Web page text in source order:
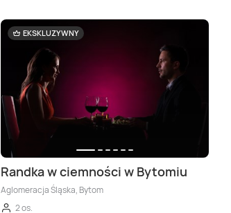
EKSKLUZYWNY
Randka w ciemności w Bytomiu
Aglomeracja Śląska, Bytom
2 os.